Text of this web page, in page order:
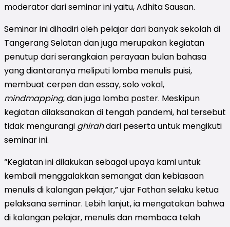
moderator dari seminar ini yaitu, Adhita Sausan.
Seminar ini dihadiri oleh pelajar dari banyak sekolah di
Tangerang Selatan dan juga merupakan kegiatan
penutup dari serangkaian perayaan bulan bahasa
yang diantaranya meliputi lomba menulis puisi,
membuat cerpen dan essay, solo vokal,
mindmapping, dan juga lomba poster. Meskipun
kegiatan dilaksanakan di tengah pandemi, hal tersebut
tidak mengurangi ghirahdari peserta untuk mengikuti
seminar ini.
“Kegiatan ini dilakukan sebagai upaya kami untuk
kembali menggalakkan semangat dan kebiasaan
menulis di kalangan pelajar,” ujar Fathan selaku ketua
pelaksana seminar. Lebih lanjut, ia mengatakan bahwa
di kalangan pelajar, menulis dan membaca telah